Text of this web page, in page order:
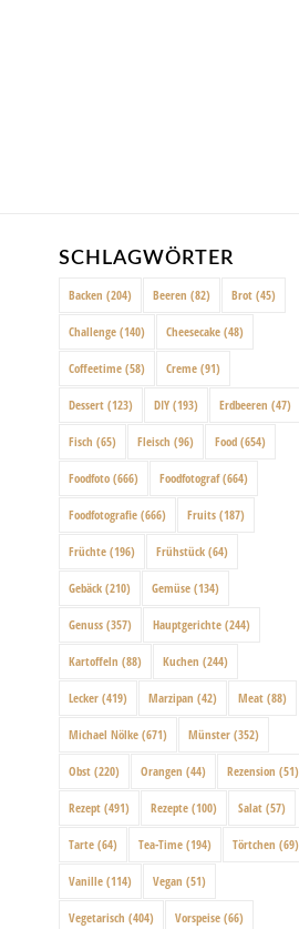
SCHLAGWÖRTER
Backen (204) Beeren (82) Brot (45)
Challenge (140) Cheesecake (48)
Coffeetime (58) Creme (91)
Dessert (123) DIY (193) Erdbeeren (47)
Fisch (65) Fleisch (96) Food (654)
Foodfoto (666) Foodfotograf(664)
Foodfotografie (666) Fruits (187)
Früchte (196) Frühstück (64)
Gebäck (210) Gemüse (134)
Genuss (357) Hauptgerichte (244)
Kartoffeln (88) Kuchen (244)
Lecker (419) Marzipan (42) Meat (88)
Michael Nölke (671) Münster (352)
Obst (220) Orangen (44) Rezension (51)
Rezept (491) Rezepte (100) Salat (57)
Tarte (64) Tea-Time (194) Törtchen (69)
Vanille (114) Vegan (51)
Vegetarisch (404) Vorspeise (66)